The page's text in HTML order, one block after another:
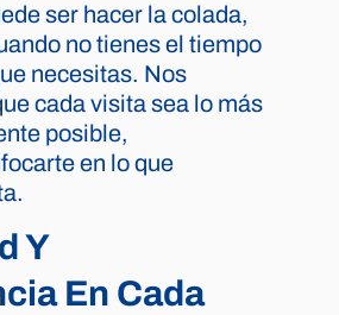
ser hacer la colada,
no tienes el tiempo
necesitas. Nos
cada visita sea lo más
posible,
en lo que
Y
En Cada